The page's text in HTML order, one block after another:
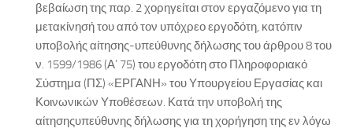
βεβαίωση της παρ. 2 χορηγείται στον εργαζόμενο για τη
μετακίνησή του από τον υπόχρεο εργοδότη, κατόπιν
υποβολής αίτησης-υπεύθυνης δήλωσης του άρθρου 8 του
ν. 1599/1986 (Α’ 75) του εργοδότη στο Πληροφοριακό
Σύστημα (ΠΣ) «ΕΡΓΑΝΗ» του Υπουργείου Εργασίας και
Κοινωνικών Υποθέσεων. Κατά την υποβολή της
αίτησηςυπεύθυνης δήλωσης για τη χορήγηση της εν λόγω